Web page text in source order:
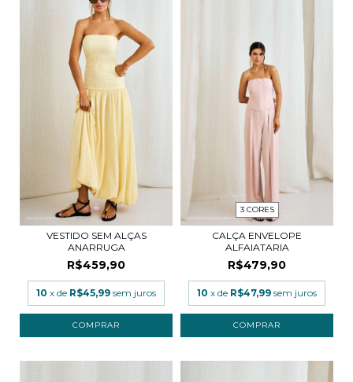
VESTIDO SEM ALÇAS
ANARRUGA
R$459,90
10 x de R$45,99 sem juros
COMPRAR
3 CORES
CALÇA ENVELOPE
ALFAIATARIA
R$479,90
10 x de R$47,99 sem juros
COMPRAR